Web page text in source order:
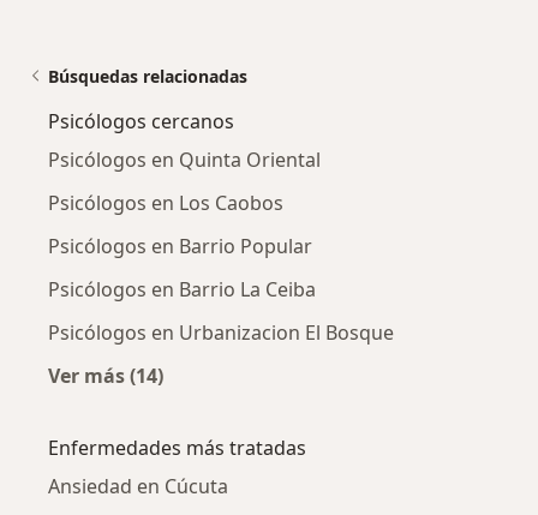
Búsquedas relacionadas
Psicólogos cercanos
Psicólogos en Quinta Oriental
Psicólogos en Los Caobos
Psicólogos en Barrio Popular
Psicólogos en Barrio La Ceiba
Psicólogos en Urbanizacion El Bosque
Ver más (14)
Enfermedades más tratadas
Ansiedad en Cúcuta